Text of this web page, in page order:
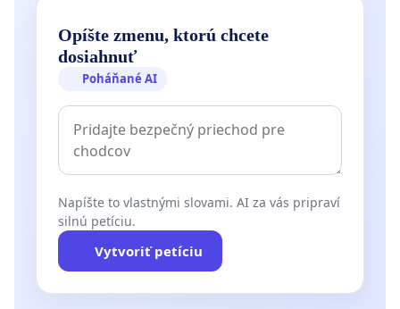
Opíšte zmenu, ktorú chcete
dosiahnuť
Poháňané AI
Napíšte to vlastnými slovami. AI za vás pripraví
silnú petíciu.
Vytvoriť petíciu